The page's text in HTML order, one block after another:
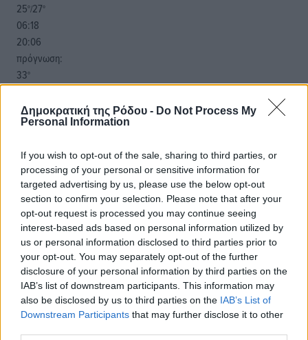
Δημοκρατική της Ρόδου - Do Not Process My
Personal Information
If you wish to opt-out of the sale, sharing to third parties, or
processing of your personal or sensitive information for
targeted advertising by us, please use the below opt-out
section to confirm your selection. Please note that after your
opt-out request is processed you may continue seeing
interest-based ads based on personal information utilized by
us or personal information disclosed to third parties prior to
your opt-out. You may separately opt-out of the further
disclosure of your personal information by third parties on the
IAB’s list of downstream participants. This information may
also be disclosed by us to third parties on the IAB’s List of
Downstream Participants that may further disclose it to other
25°/27°
06:18
20:06
πρόγνωση:
33°
29°
ΔΕ
ΤΡ
28°
ΤΕ